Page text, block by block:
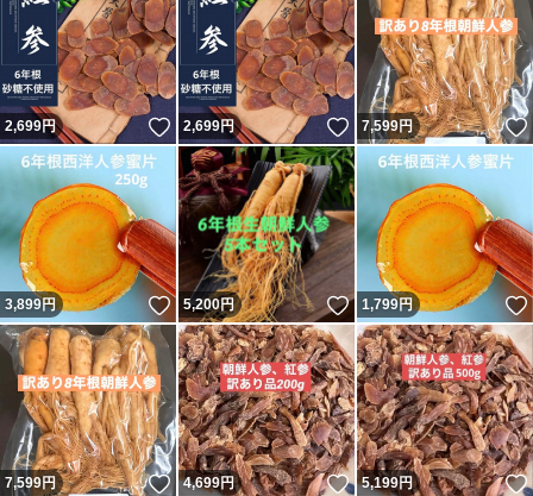
2,699円 いいね！
2,699円 いいね！
7,599円
3,899円 いいね！
5,200円 いいね！
1,799円
7,599円 いいね！
4,699円 いいね！
5,199円